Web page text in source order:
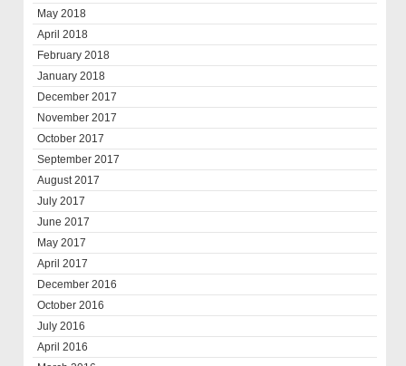
May 2018
April 2018
February 2018
January 2018
December 2017
November 2017
October 2017
September 2017
August 2017
July 2017
June 2017
May 2017
April 2017
December 2016
October 2016
July 2016
April 2016